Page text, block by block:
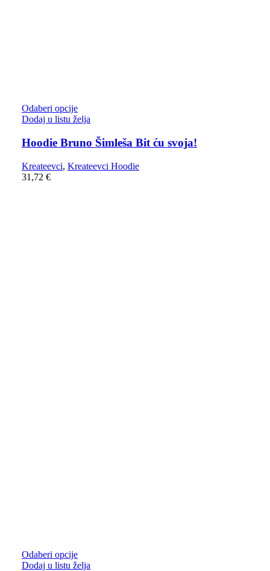
Odaberi opcije
Dodaj u listu želja
Hoodie Bruno Šimleša Bit ću svoja!
Kreateevci, Kreateevci Hoodie
31,72 €
Odaberi opcije
Dodaj u listu želja